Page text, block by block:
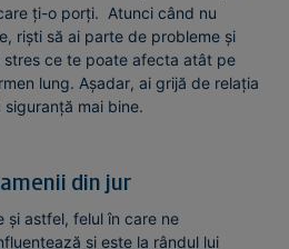
ți-o porți. Atunci când nu
riști să ai parte de probleme și
stres ce te poate afecta atât pe
lung. Așadar, ai grijă de relația
mai bine.
din jur
și astfel, felul în care ne
și este la rândul lui